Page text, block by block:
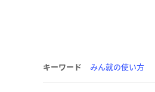
キーワード みん就の使い方